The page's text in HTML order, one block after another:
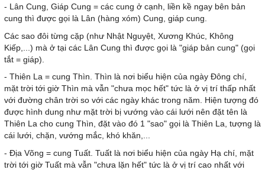
- Lân Cung, Giáp Cung = các cung ở cạnh, liền kề ngay bên bản
cung thì được gọi là Lân (hàng xóm) Cung, giáp cung.
Các sao đôi từng cặp (như Nhật Nguyệt, Xương Khúc, Không
Kiếp,...) mà ở tại các Lân Cung thì được gọi là "giáp bản cung" (gọi
tắt = giáp).
- Thiên La = cung Thìn. Thìn là nơi biểu hiện của ngày Đông chí,
mặt trời tới giờ Thìn mà vẫn "chưa mọc hết" tức là ở vị trí thấp nhất
với đường chân trời so với các ngày khác trong năm. Hiện tượng đó
được hình dung như mặt trời bị vướng vào cái lưới nên đặt tên là
Thiên La cho cung Thìn, đặt vào đó 1 "sao" gọi là Thiên La, tượng là
cái lưới, chặn, vướng mắc, khó khăn,...
- Địa Võng = cung Tuất. Tuất là nơi biểu hiện của ngày Hạ chí, mặt
trời tới giờ Tuất mà vẫn "chưa lặn hết" tức là ở vị trí cao nhất với